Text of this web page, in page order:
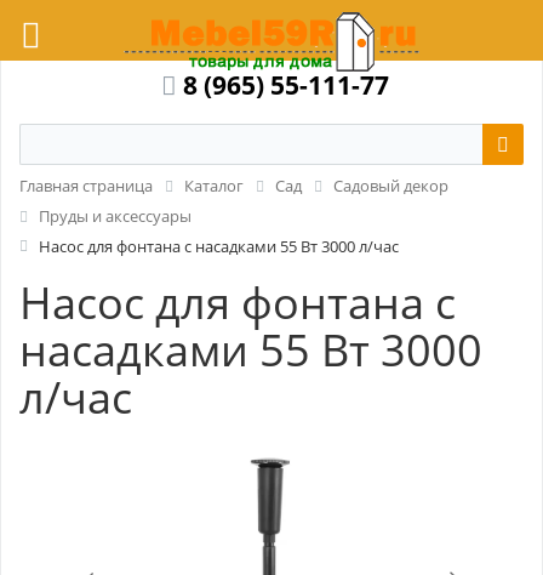
8 (965) 55-111-77
Главная страница Каталог Сад
Садовый декор
Пруды и аксессуары
Насос для фонтана с насадками 55 Вт 3000 л/час
Насос для фонтана с
насадками 55 Вт 3000
л/час